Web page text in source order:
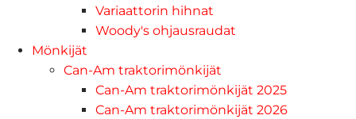
Variaattorin hihnat
Woody's ohjausraudat
Mönkijät
Can-Am traktorimönkijät
Can-Am traktorimönkijät 2025
Can-Am traktorimönkijät 2026